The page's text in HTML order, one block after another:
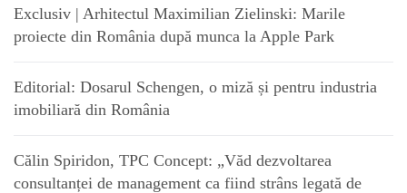
Exclusiv | Arhitectul Maximilian Zielinski: Marile
proiecte din România după munca la Apple Park
Editorial: Dosarul Schengen, o miză și pentru industria
imobiliară din România
Călin Spiridon, TPC Concept: „Văd dezvoltarea
consultanței de management ca fiind strâns legată de